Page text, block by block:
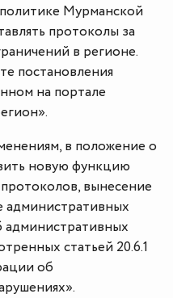
Мурманской
протоколы за
в регионе.
постановления
на портале
в положение о
новую функцию
вынесение
административных
административных
статьей 20.6.1
об